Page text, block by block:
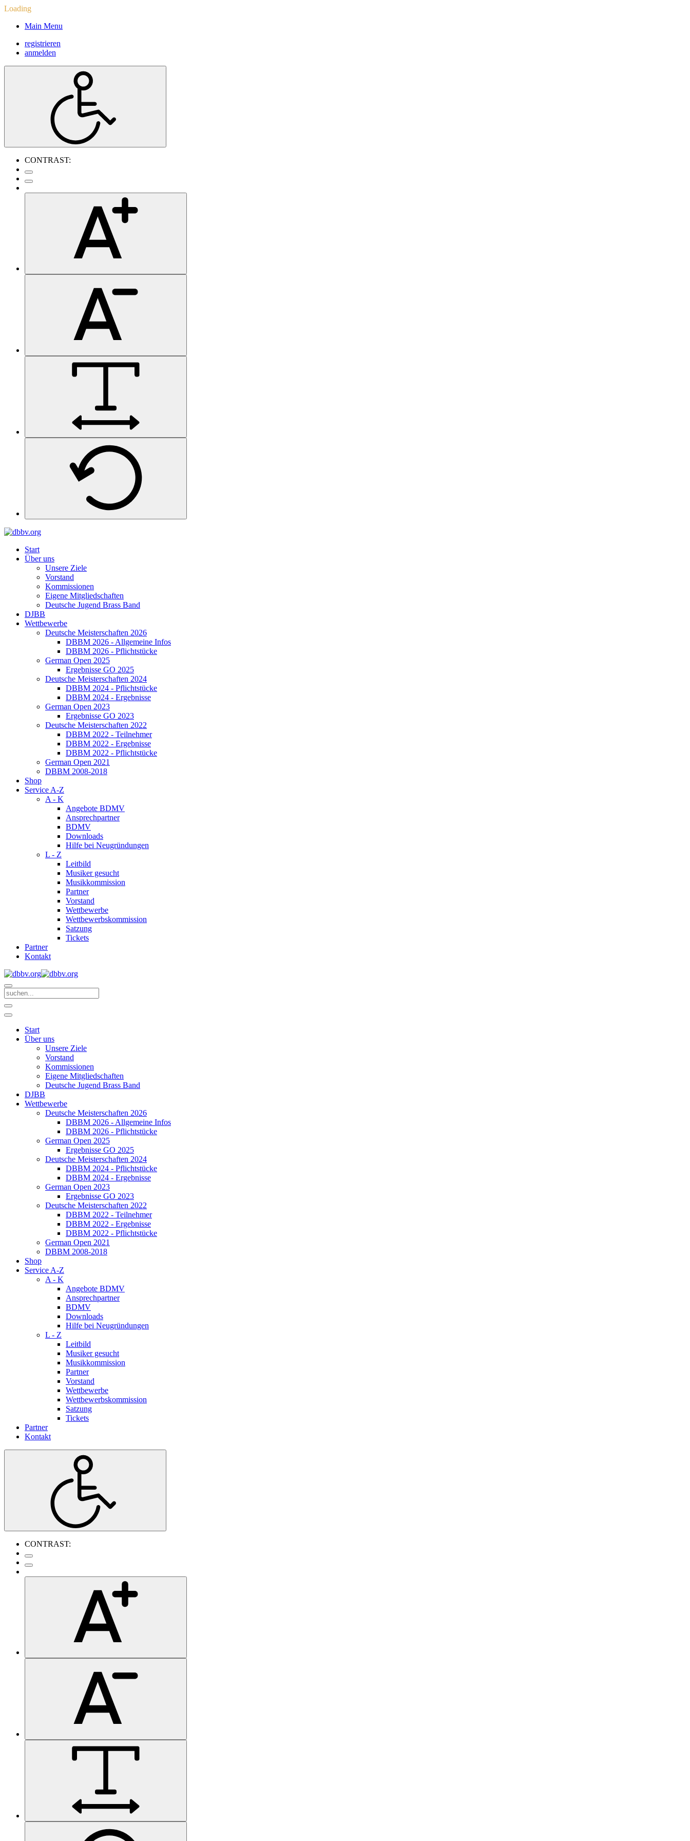
Loading
Main Menu
registrieren
anmelden
CONTRAST:
Start
Über uns
Unsere Ziele
Vorstand
Kommissionen
Eigene Mitgliedschaften
Deutsche Jugend Brass Band
DJBB
Wettbewerbe
Deutsche Meisterschaften 2026
DBBM 2026 - Allgemeine Infos
DBBM 2026 - Pflichtstücke
German Open 2025
Ergebnisse GO 2025
Deutsche Meisterschaften 2024
DBBM 2024 - Pflichtstücke
DBBM 2024 - Ergebnisse
German Open 2023
Ergebnisse GO 2023
Deutsche Meisterschaften 2022
DBBM 2022 - Teilnehmer
DBBM 2022 - Ergebnisse
DBBM 2022 - Pflichtstücke
German Open 2021
DBBM 2008-2018
Shop
Service A-Z
A - K
Angebote BDMV
Ansprechpartner
BDMV
Downloads
Hilfe bei Neugründungen
L - Z
Leitbild
Musiker gesucht
Musikkommission
Partner
Vorstand
Wettbewerbe
Wettbewerbskommission
Satzung
Tickets
Partner
Kontakt
Start
Über uns
Unsere Ziele
Vorstand
Kommissionen
Eigene Mitgliedschaften
Deutsche Jugend Brass Band
DJBB
Wettbewerbe
Deutsche Meisterschaften 2026
DBBM 2026 - Allgemeine Infos
DBBM 2026 - Pflichtstücke
German Open 2025
Ergebnisse GO 2025
Deutsche Meisterschaften 2024
DBBM 2024 - Pflichtstücke
DBBM 2024 - Ergebnisse
German Open 2023
Ergebnisse GO 2023
Deutsche Meisterschaften 2022
DBBM 2022 - Teilnehmer
DBBM 2022 - Ergebnisse
DBBM 2022 - Pflichtstücke
German Open 2021
DBBM 2008-2018
Shop
Service A-Z
A - K
Angebote BDMV
Ansprechpartner
BDMV
Downloads
Hilfe bei Neugründungen
L - Z
Leitbild
Musiker gesucht
Musikkommission
Partner
Vorstand
Wettbewerbe
Wettbewerbskommission
Satzung
Tickets
Partner
Kontakt
CONTRAST: